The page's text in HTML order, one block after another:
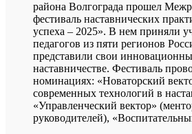
района Волгограда прошел
фестиваль наставнических
успеха – 2025». В нем приняли
педагогов из пяти регионов
представили свои
наставничестве. Фестиваль
номинациях: «Новаторский
современных технологий в
«Управленческий вектор»
руководителей),